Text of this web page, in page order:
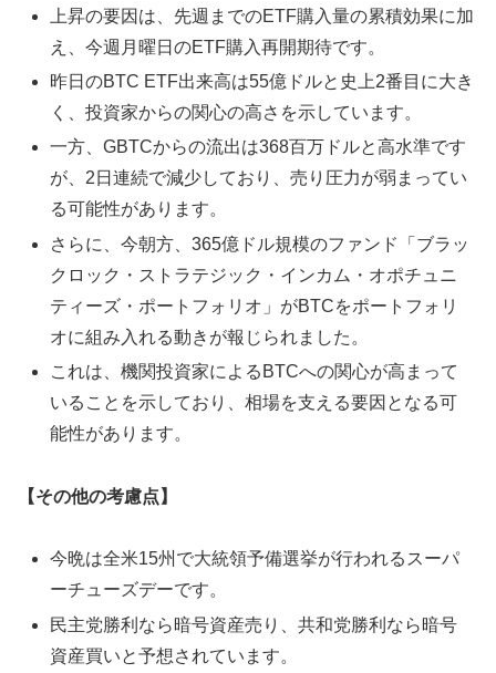
上昇の要因は、先週までのETF購入量の累積効果に加
え、今週月曜日のETF購入再開期待です。
昨日のBTC ETF出来高は55億ドルと史上2番目に大き
く、投資家からの関心の高さを示しています。
一方、GBTCからの流出は368百万ドルと高水準です
が、2日連続で減少しており、売り圧力が弱まってい
る可能性があります。
さらに、今朝方、365億ドル規模のファンド「ブラッ
クロック・ストラテジック・インカム・オポチュニ
ティーズ・ポートフォリオ」がBTCをポートフォリ
オに組み入れる動きが報じられました。
これは、機関投資家によるBTCへの関心が高まって
いることを示しており、相場を支える要因となる可
能性があります。
【その他の考慮点】
今晩は全米15州で大統領予備選挙が行われるスーパ
ーチューズデーです。
民主党勝利なら暗号資産売り、共和党勝利なら暗号
資産買いと予想されています。